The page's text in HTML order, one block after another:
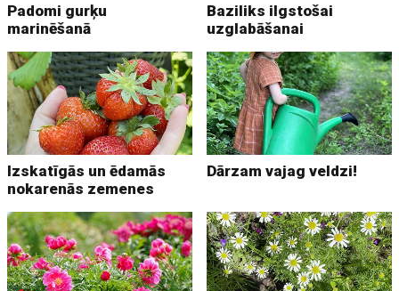
Padomi gurķu
marinēšanā
Baziliks ilgstošai
uzglabāšanai
Izskatīgās un ēdamās
nokarenās zemenes
Dārzam vajag veldzi!